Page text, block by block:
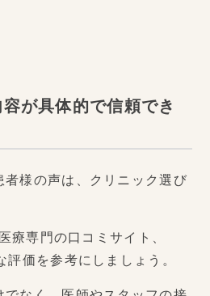
が具体的で信頼でき
者様の声は、クリニック選び
療専門の口コミサイト、
価を参考にしましょう。